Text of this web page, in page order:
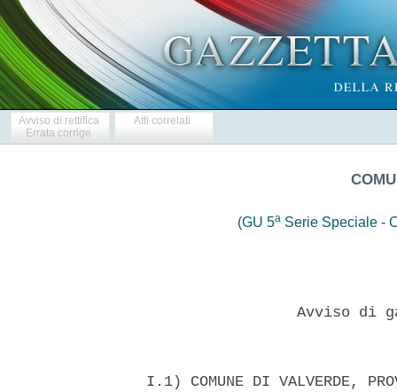
Avviso di rettifica
Errata corrige
Atti correlati
(GU 5a Serie Speciale -
Avviso di
I.1) COMUNE DI VALVERDE,